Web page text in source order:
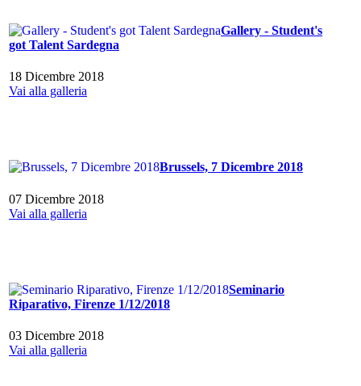
Gallery - Student's
got Talent Sardegna
18 Dicembre 2018
Vai alla galleria
Brussels, 7 Dicembre 2018
07 Dicembre 2018
Vai alla galleria
Seminario
Riparativo, Firenze 1/12/2018
03 Dicembre 2018
Vai alla galleria